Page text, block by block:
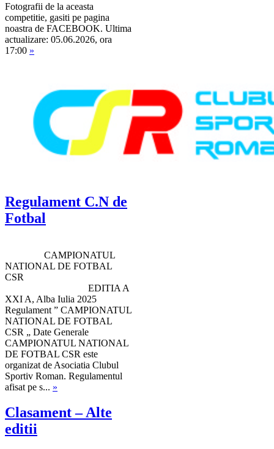
Fotografii de la aceasta
competitie, gasiti pe pagina
noastra de FACEBOOK. Ultima
actualizare: 05.06.2026, ora
17:00 »
Regulament C.N de
Fotbal
CAMPIONATUL
NATIONAL DE FOTBAL
CSR
EDITIA A
XXI A, Alba Iulia 2025
Regulament ” CAMPIONATUL
NATIONAL DE FOTBAL
CSR „ Date Generale
CAMPIONATUL NATIONAL
DE FOTBAL CSR este
organizat de Asociatia Clubul
Sportiv Roman. Regulamentul
afisat pe s... »
Clasament – Alte
editii